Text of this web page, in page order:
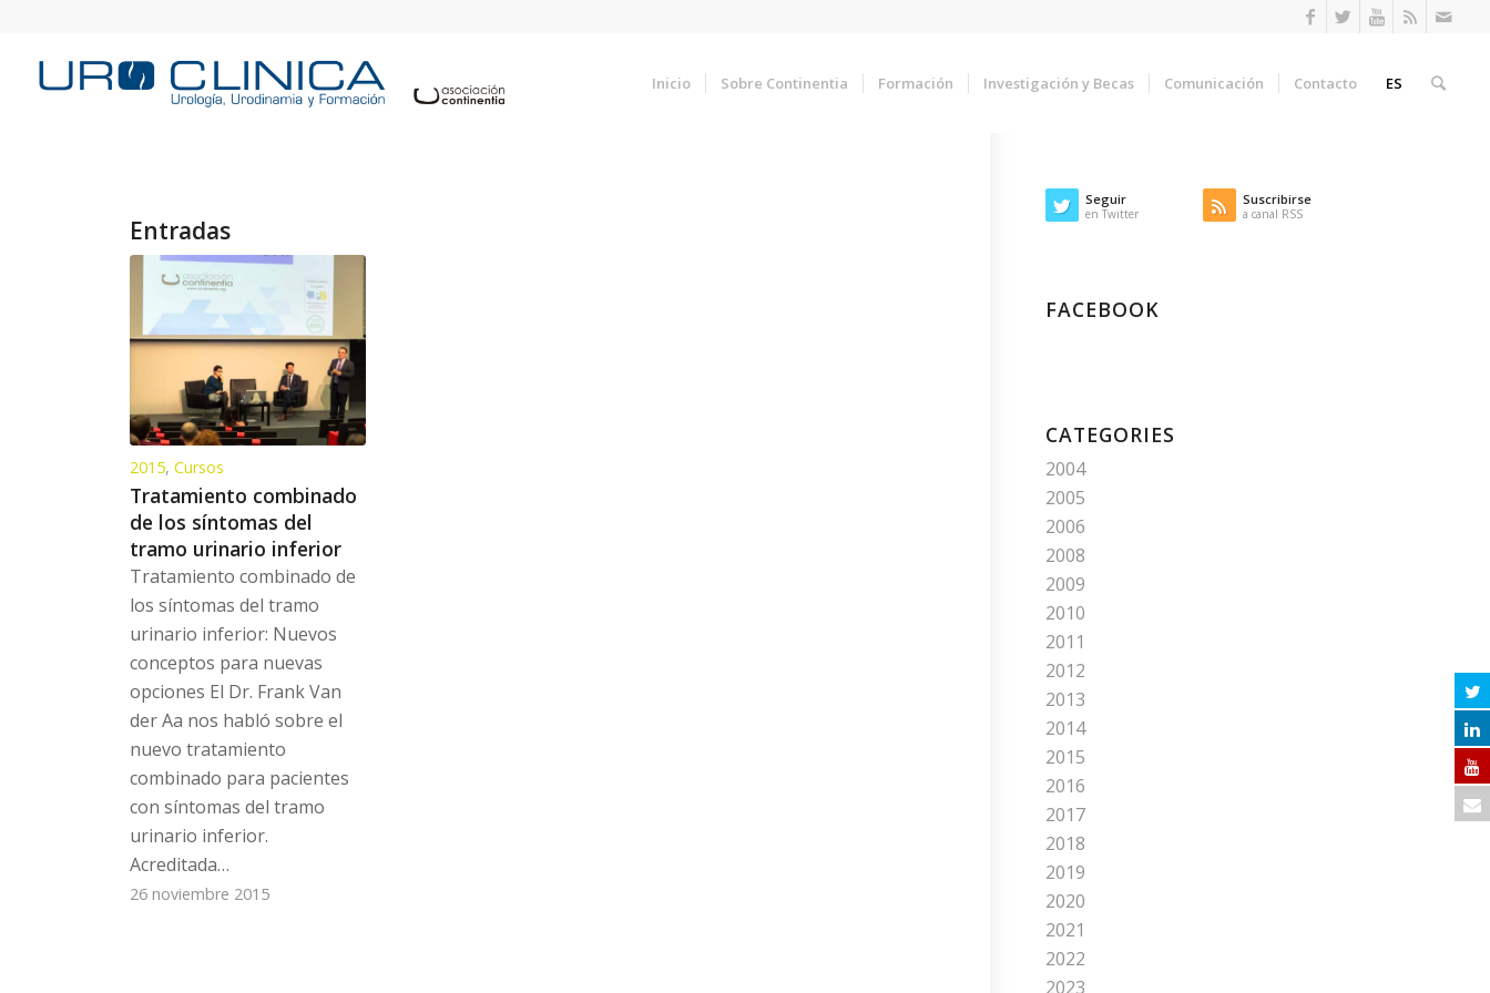
Inicio Sobre Continentia Formación Investigación y Becas Comunicación Contacto ES
Entradas
2015,Cursos
Tratamiento combinado
de los síntomas del
tramo urinario inferior
Tratamiento combinado de
los síntomas del tramo
urinario inferior: Nuevos
conceptos para nuevas
opciones El Dr. Frank Van
der Aa nos habló sobre el
nuevo tratamiento
combinado para pacientes
con síntomas del tramo
urinario inferior.
Acreditada…
26 noviembre 2015
Seguir
en Twitter
Suscribirse
a canal RSS
FACEBOOK
CATEGORIES
2004
2005
2006
2008
2009
2010
2011
2012
2013
2014
2015
2016
2017
2018
2019
2020
2021
2022
2023